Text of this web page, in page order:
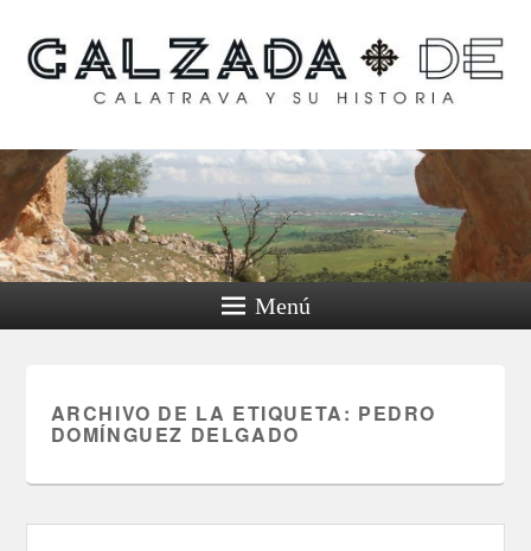
Calzada de Calatrava y
su historia
Menú
ARCHIVO DE LA ETIQUETA: PEDRO
DOMÍNGUEZ DELGADO